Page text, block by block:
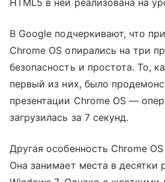
HTML5 в ней реализована на
В Google подчеркивают, что
Chrome OS опирались на три
безопасность и простота. То,
первый из них, было
презентации Chrome OS —
загрузилась за 7 секунд.
Другая особенность Chrome
Она занимает места в десятки